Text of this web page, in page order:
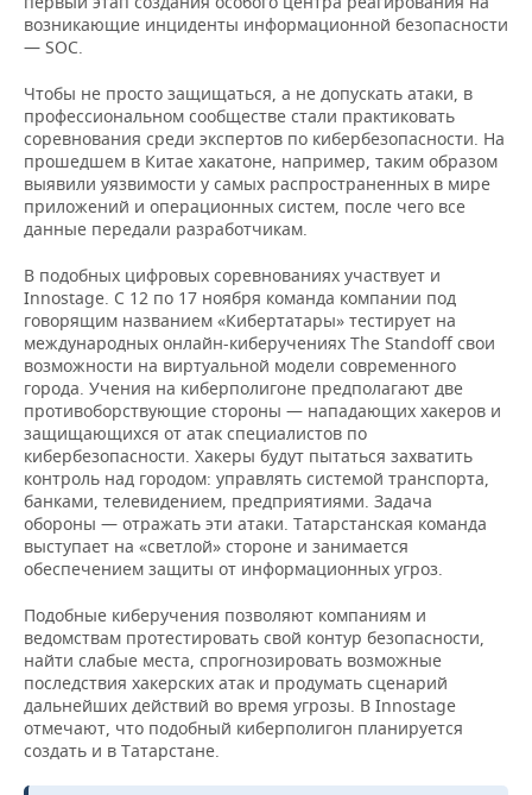
возникающие инциденты информационной безопасности
— SOC.
Чтобы не просто защищаться, а не допускать атаки, в
профессиональном сообществе стали практиковать
соревнования среди экспертов по кибербезопасности. На
прошедшем в Китае хакатоне, например, таким образом
выявили уязвимости у самых распространенных в мире
приложений и операционных систем, после чего все
данные передали разработчикам.
В подобных цифровых соревнованиях участвует и
Innostage. С 12 по 17 ноября команда компании под
говорящим названием «Кибертатары» тестирует на
международных онлайн-киберучениях The Standoff свои
возможности на виртуальной модели современного
города. Учения на киберполигоне предполагают две
противоборствующие стороны — нападающих хакеров и
защищающихся от атак специалистов по
кибербезопасности. Хакеры будут пытаться захватить
контроль над городом: управлять системой транспорта,
банками, телевидением, предприятиями. Задача
обороны — отражать эти атаки. Татарстанская команда
выступает на «светлой» стороне и занимается
обеспечением защиты от информационных угроз.
Подобные киберучения позволяют компаниям и
ведомствам протестировать свой контур безопасности,
найти слабые места, спрогнозировать возможные
последствия хакерских атак и продумать сценарий
дальнейших действий во время угрозы. В Innostage
отмечают, что подобный киберполигон планируется
создать и в Татарстане.